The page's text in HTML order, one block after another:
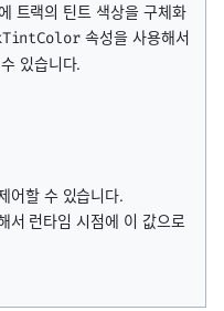
트랙의 틴트 색상을 구체화
속성을 사용해서
있습니다.
어할 수 있습니다.
서 런타임 시점에 이 값으로